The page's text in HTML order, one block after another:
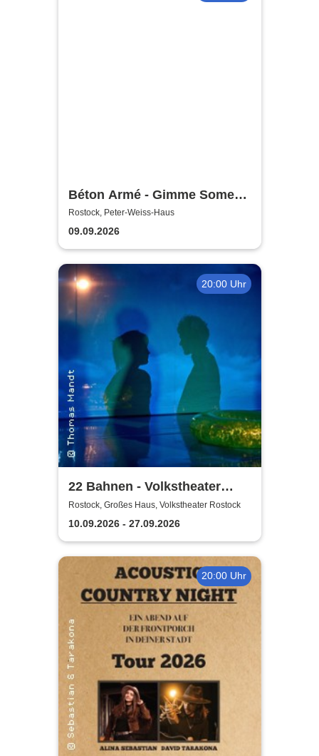
Béton Armé - Gimme Some
Action presents
Rostock, Peter-Weiss-Haus
09.09.2026
20:00 Uhr
22 Bahnen - Volkstheater
Rostock
Rostock, Großes Haus, Volkstheater Rostock
10.09.2026 - 27.09.2026
20:00 Uhr